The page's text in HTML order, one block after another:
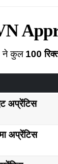
ने कुल 100
अप्रेंटिस
अप्रेंटिस